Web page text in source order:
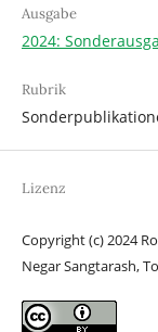
Ausgabe
2024:
Rubrik
Lizenz
Copyright (c) 2024
Negar Sangtarash,